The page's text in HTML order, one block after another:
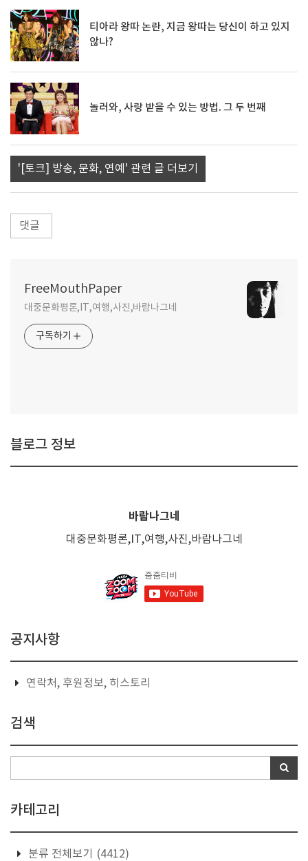
티아라 왕따 논란, 지금 왕따는 당신이 하고 있지
않나?
놀러와, 사랑 받을 수 있는 방법. 그 두 번째
'[토크] 방송, 문화, 연예' 관련 글 더보기
댓글
FreeMouthPaper
대중문화평론,IT,여행,사진,바람나그네
구독하기
블로그 정보
바람나그네
대중문화평론,IT,여행,사진,바람나그네
공지사항
연락처, 후원정보, 히스토리
검색
카테고리
분류 전체보기
(4412)